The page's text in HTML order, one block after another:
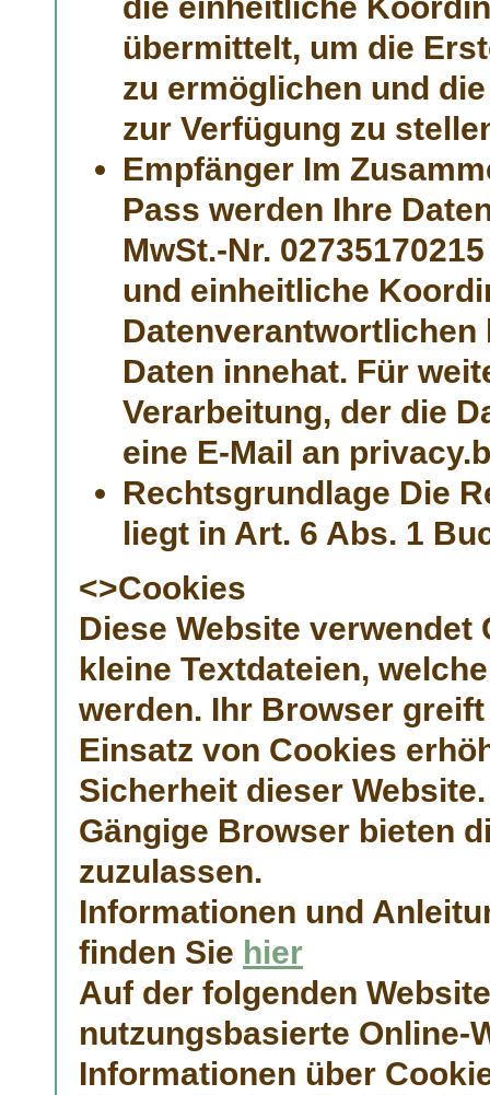
übermittelt, um die
zu ermöglichen und
zur Verfügung zu
Empfänger Im
Pass werden Ihre
MwSt.-Nr.
und einheitliche
Daten innehat. Für
Verarbeitung, der die
eine E-Mail an
Rechtsgrundlage Die
liegt in Art. 6 Abs. 1
<>Cookies
Diese Website
kleine Textdateien,
werden. Ihr Browser
Einsatz von Cookies
Sicherheit dieser Website.
Gängige Browser bieten
zuzulassen.
Informationen und
finden Sie hier
Auf der folgenden
nutzungsbasierte Online-
Informationen über